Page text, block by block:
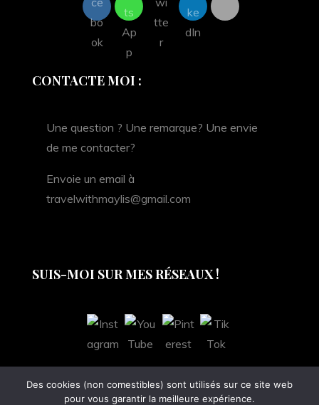
CONTACTE MOI :
Une question ? Une remarque? Une envie
de me contacter?
Envoie un email à
travelwithmaylis@gmail.com
SUIS-MOI SUR MES RÉSEAUX !
Des cookies (non comestibles) sont utilisés sur ce site web
pour vous garantir la meilleure expérience.